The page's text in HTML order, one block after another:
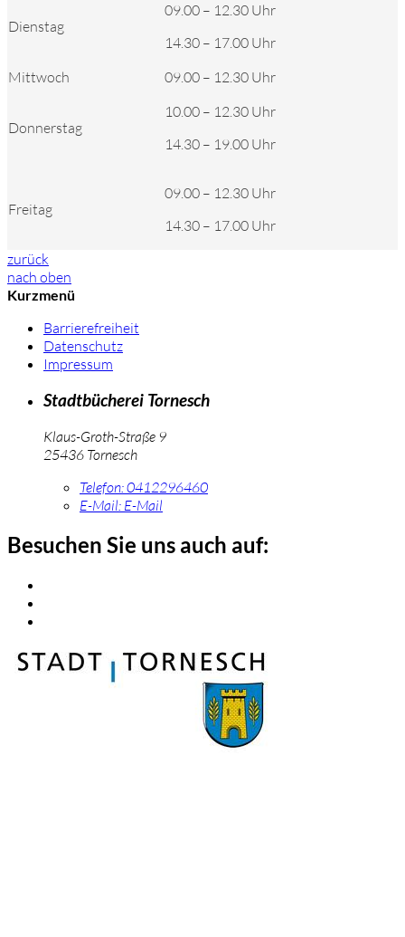
Dienstag
09.00 – 12.30 Uhr
14.30 – 17.00 Uhr
Mittwoch
09.00 – 12.30 Uhr
Donnerstag
10.00 – 12.30 Uhr
14.30 – 19.00 Uhr
Freitag
09.00 – 12.30 Uhr
14.30 – 17.00 Uhr
zurück
nach oben
Kurzmenü
Barrierefreiheit
Datenschutz
Impressum
Stadtbücherei Tornesch
Klaus-Groth-Straße 9
25436 Tornesch
Telefon:0412296460
E-Mail: E-Mail
Besuchen Sie uns auch auf: